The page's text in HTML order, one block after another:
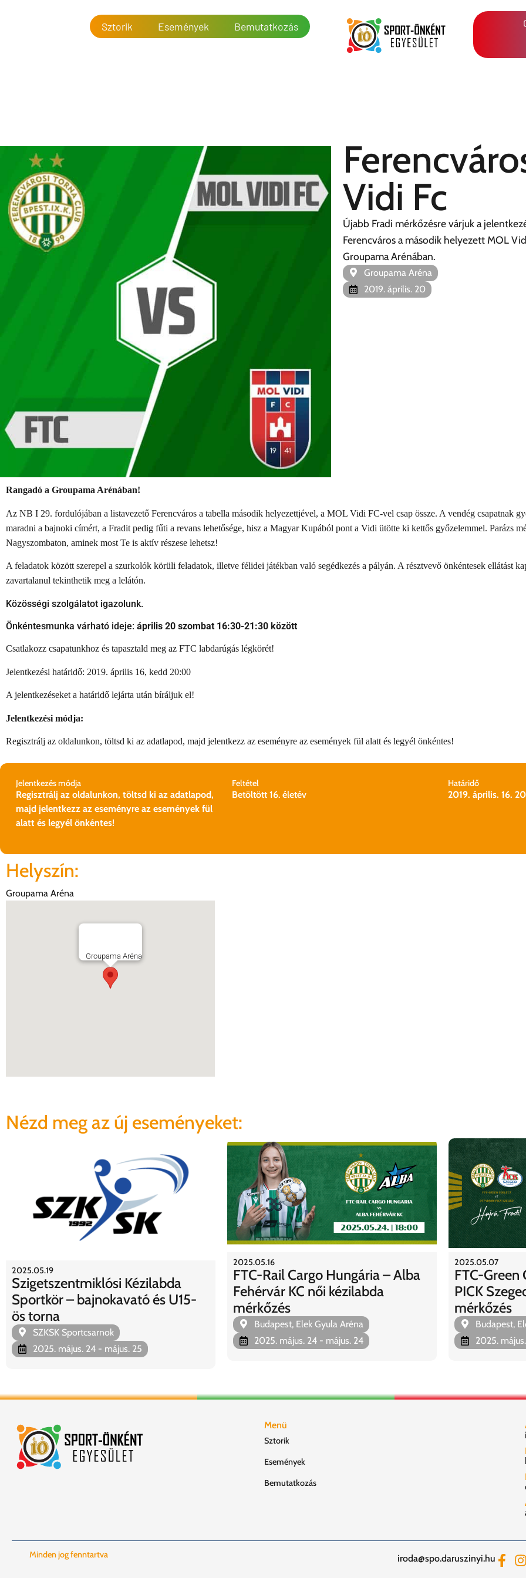
Sztorik Események Bemutatkozás
Vidi Fc
Újabb Fradi mérkőzésre várjuk a
Ferencváros a második helyezett MOL
Groupama Arénában.
Groupama Aréna
2019. április. 20
Rangadó a Groupama Arénában!
Az NB I 29. fordulójában a listavezető Ferencváros a tabella második helyezettjével, a MOL Vidi FC-vel csap össze. A vendég csapatnak
maradni a bajnoki címért, a Fradit pedig fűti a revans lehetősége, hisz a Magyar Kupából pont a Vidi ütötte ki kettős győzelemmel. Parázs
Nagyszombaton, aminek most Te is aktív részese lehetsz!
A feladatok között szerepel a szurkolók körüli feladatok, illetve félidei játékban való segédkezés a pályán. A résztvevő önkéntesek ellátást
zavartalanul tekinthetik meg a lelátón.
Közösségi szolgálatot igazolunk.
Önkéntesmunka várható ideje: április 20 szombat 16:30-21:30 között
Csatlakozz csapatunkhoz és tapasztald meg az FTC labdarúgás légkörét!
Jelentkezési határidő: 2019. április 16, kedd 20:00
A jelentkezéseket a határidő lejárta után bíráljuk el!
Jelentkezési módja:
Regisztrálj az oldalunkon, töltsd ki az adatlapod, majd jelentkezz az eseményre az események fül alatt és legyél önkéntes!
Jelentkezés módja
Regisztrálj az oldalunkon, töltsd ki az adatlapod,
majd jelentkezz az eseményre az események fül
alatt és legyél önkéntes!
Feltétel
Betöltött 16. életév
Határidő
2019. április. 16.
Helyszín:
Groupama Aréna
Groupama Aréna
Nézd meg az új eseményeket:
2025.05.19
Szigetszentmiklósi Kézilabda
Sportkör – bajnokavató és U15-
ös torna
SZKSK Sportcsarnok
2025. május. 24 - május. 25
2025.05.16
FTC-Rail Cargo Hungária – Alba
Fehérvár KC női kézilabda
mérkőzés
Budapest, Elek Gyula Aréna
2025. május. 24 - május. 24
2025.05.07
FTC-Green
PICK
mérkőzés
Budapest,
2025.
Menü
Sztorik
Események
Bemutatkozás
Minden jog fenntartva iroda@spo.daruszinyi.hu